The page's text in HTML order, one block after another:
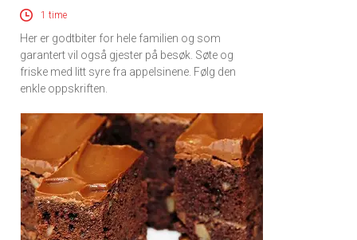
1 time
Her er godtbiter for hele familien og som
garantert vil også gjester på besøk. Søte og
friske med litt syre fra appelsinene. Følg den
enkle oppskriften.